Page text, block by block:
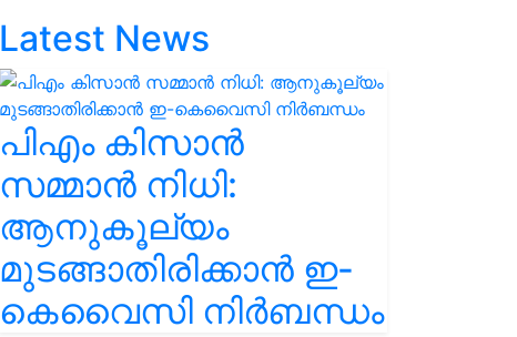
Latest News
പിഎം കിസാൻ
സമ്മാൻ നിധി:
ആനുകൂല്യം
മുടങ്ങാതിരിക്കാൻ ഇ-
കെവൈസി നിർബന്ധം